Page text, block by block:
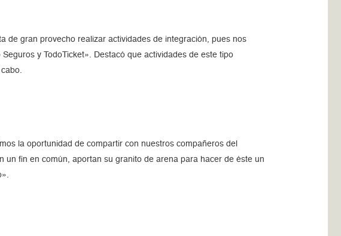
de gran provecho realizar actividades de integración, pues nos
y TodoTicket». Destacó que actividades de este tipo
la oportunidad de compartir con nuestros compañeros del
fin en común, aportan su granito de arena para hacer de éste un